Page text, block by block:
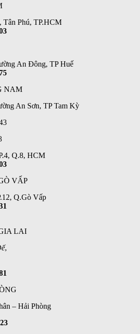
Tân Phú, TP.HCM
An Đông, TP Huế
NAM
An Sơn, TP Tam Kỳ
Q.8, HCM
VẤP
Q.Gò Vấp
LAI
,
– Hải Phòng